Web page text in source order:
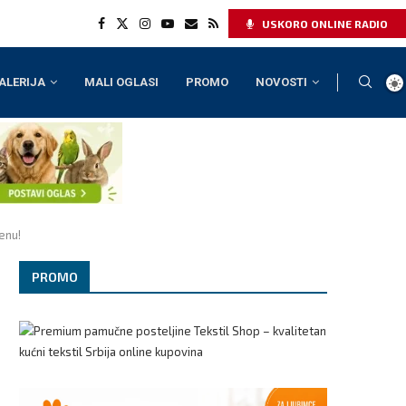
USKORO ONLINE RADIO
MALI OGLASI PROMO NOVOSTI
PROMO